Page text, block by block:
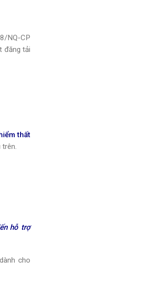
NQ-CP
đăng tải
thất
trên.
hỗ trợ
cho